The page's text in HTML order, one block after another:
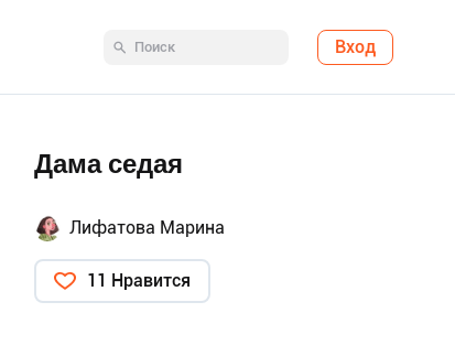
Вход
Дама седая
Лифатова Марина
11 Нравится